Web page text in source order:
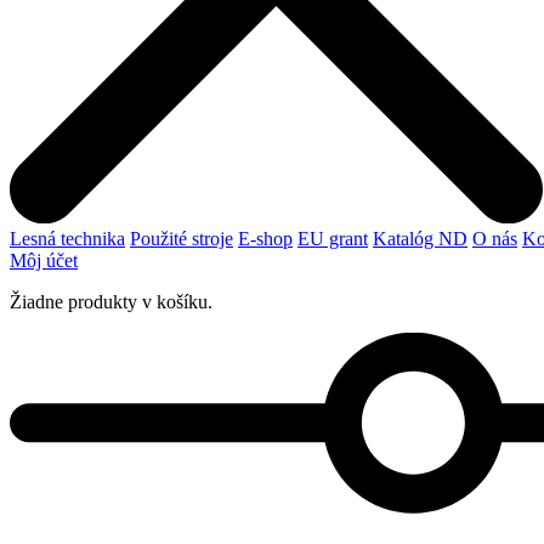
Lesná technika Použité stroje E-shop EU grant Katalóg ND O nás
Môj účet
Žiadne produkty v košíku.